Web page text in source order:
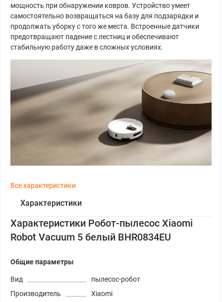
мощность при обнаружении ковров. Устройство умеет
самостоятельно возвращаться на базу для подзарядки и
продолжать уборку с того же места. Встроенные датчики
предотвращают падение с лестниц и обеспечивают
стабильную работу даже в сложных условиях.
Все характеристики
Характеристики
Характеристики Робот-пылесос Xiaomi
Robot Vacuum 5 белый BHR0834EU
Общие параметры
Вид
пылесос-робот
Производитель
Xiaomi